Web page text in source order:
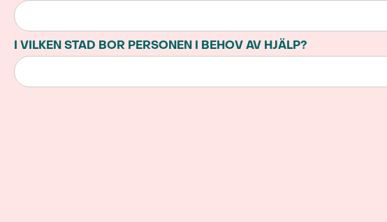
I VILKEN STAD BOR PERSONEN I BEHOV AV HJÄLP?